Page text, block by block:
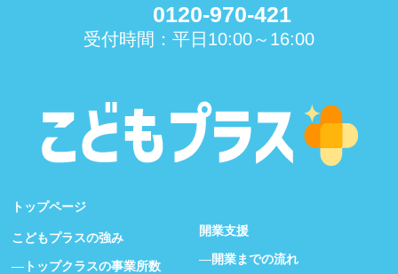
0120-970-421
受付時間：平日10:00～16:00
トップページ
こどもプラスの強み
トップクラスの事業所数
開業支援
開業までの流れ